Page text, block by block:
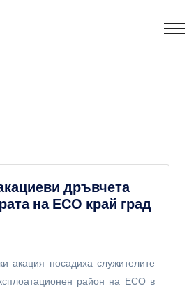
дръвчета
на ЕСО край град
акация посадиха служителите
район на ЕСО в